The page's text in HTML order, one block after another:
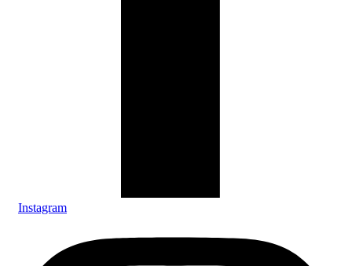
Instagram